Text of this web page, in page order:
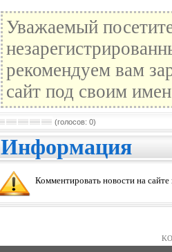
Уважаемый
рекомендуем вам
сайт под своим
(голосов: 0)
Информация
Комментировать новости на